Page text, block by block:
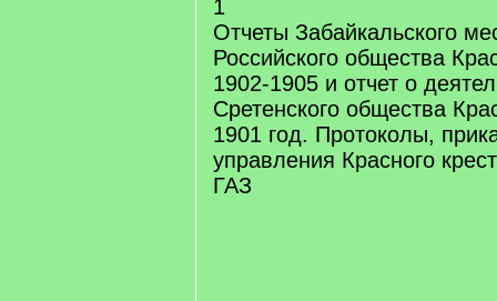
1
Отчеты Забайкальского
Российского общества
1902-1905 и отчет о
Сретенского общества
1901 год. Протоколы,
управления Красного
ГАЗ